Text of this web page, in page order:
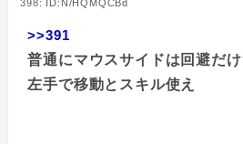
398: ID:N/HQMQCBd
>>391
普通にマウスサイドは回避だ
左手で移動とスキル使え